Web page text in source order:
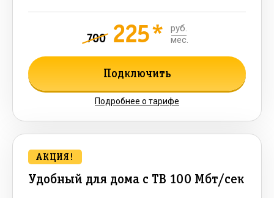
700 225*
руб.
мес.
Подключить
Подробнее о тарифе
Удобный для дома с ТВ 100 Мбт/сек
АКЦИЯ!